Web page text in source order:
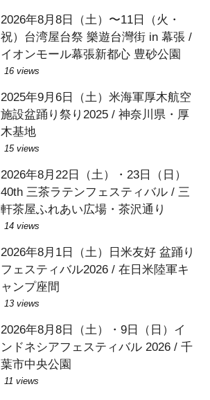
2026年8月8日（土）〜11日（火・
祝）台湾屋台祭 樂遊台灣街 in 幕張 /
イオンモール幕張新都心 豊砂公園
16 views
2025年9月6日（土）米海軍厚木航空
施設盆踊り祭り2025 / 神奈川県・厚
木基地
15 views
2026年8月22日（土）・23日（日）
40th 三茶ラテンフェスティバル / 三
軒茶屋ふれあい広場・茶沢通り
14 views
2026年8月1日（土）日米友好 盆踊り
フェスティバル2026 / 在日米陸軍キ
ャンプ座間
13 views
2026年8月8日（土）・9日（日）イ
ンドネシアフェスティバル 2026 / 千
葉市中央公園
11 views